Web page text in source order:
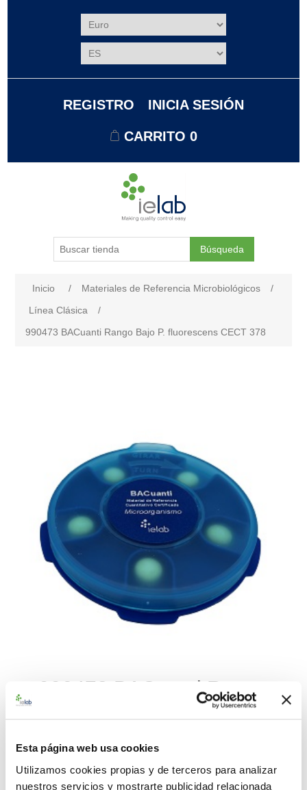
Esta página web usa cookies
Utilizamos cookies propias y de terceros para analizar
nuestros servicios y mostrarte publicidad relacionada
REGISTRO INICIA SESIÓN
CARRITO 0
Búsqueda
Inicio / Materiales de Referencia Microbiológicos
/
Línea Clásica
/
990473 BACuanti Rango Bajo P. fluorescens CECT 378
990473 BACuanti Rango
Bajo P. fluorescens CECT
Material de referencia microbiológico certificado y cuantitativo